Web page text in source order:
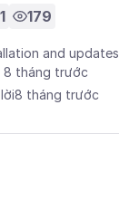
1 179
and updates
8 tháng trước
8 tháng trước